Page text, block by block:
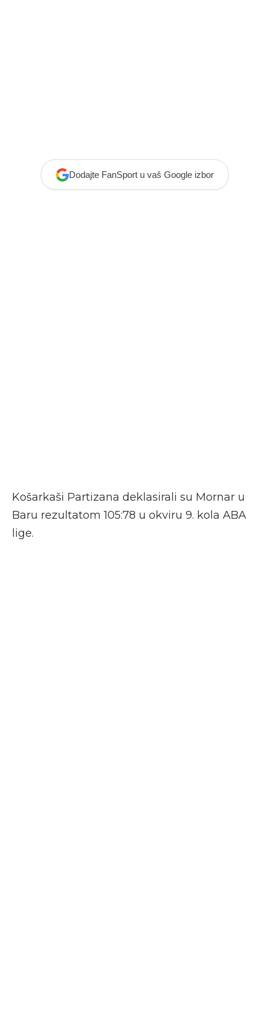
Dodajte FanSport u vaš Google izbor
Košarkaši Partizana deklasirali su Mornar u
Baru rezultatom 105:78 u okviru 9. kola ABA
lige.